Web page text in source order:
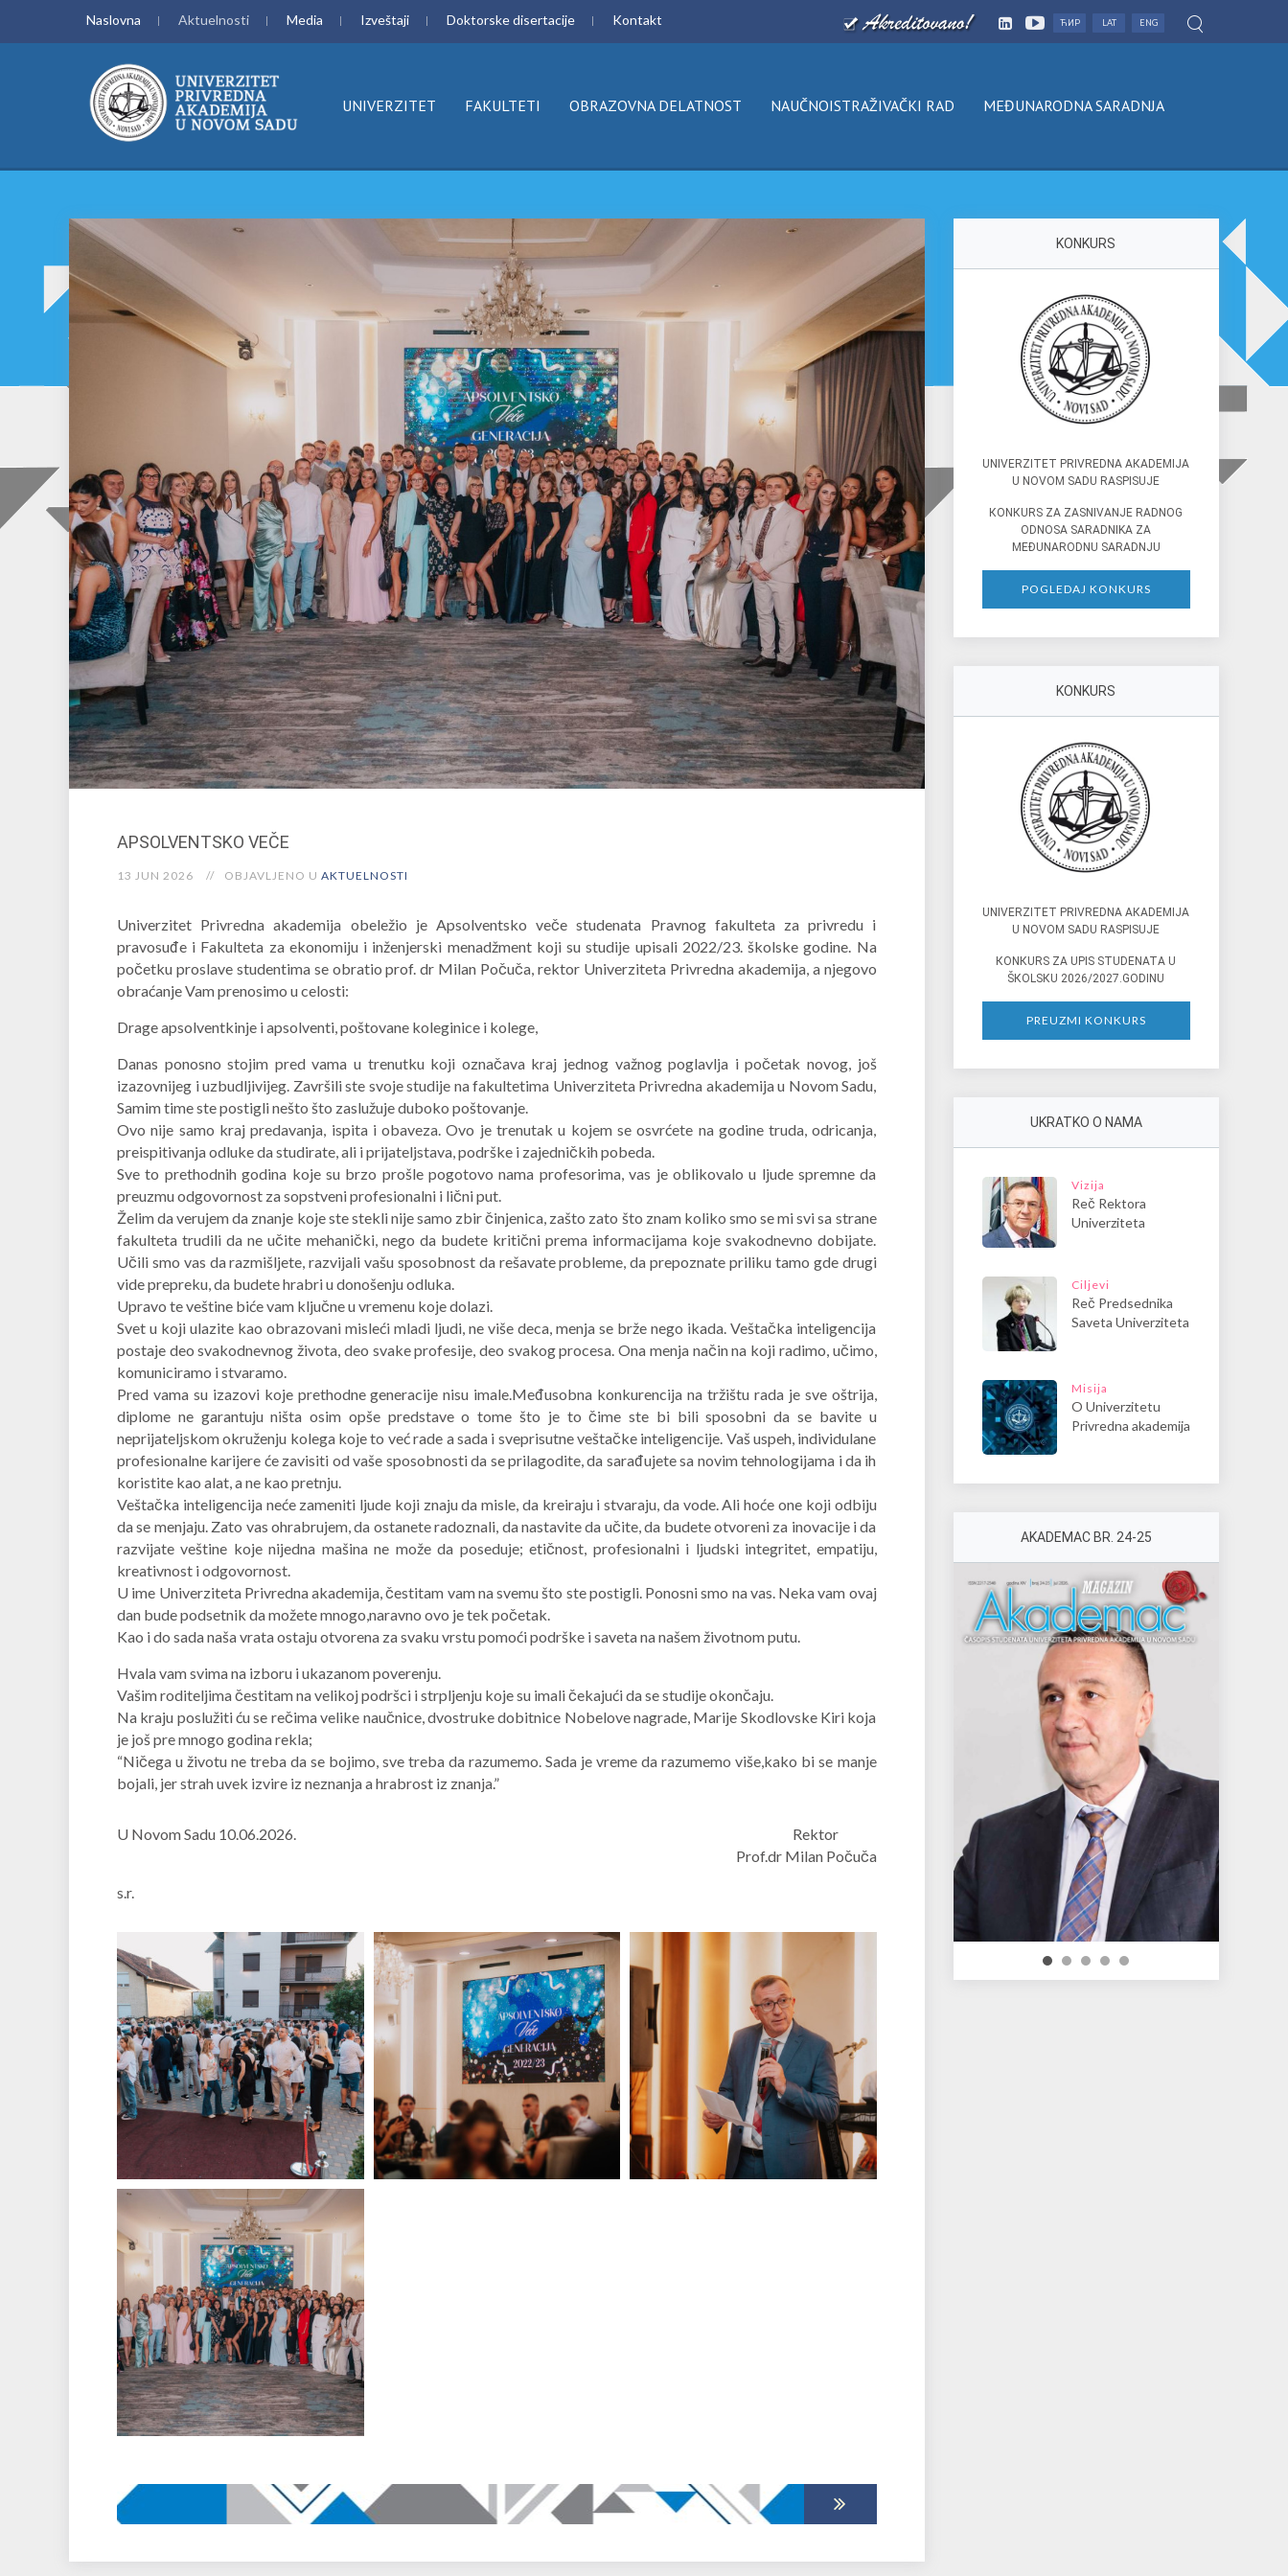
Naslovna Aktuelnosti Media Izveštaji Doktorske disertacije Kontakt ЋИР LAT ENG
UNIVERZITET FAKULTETI OBRAZOVNA DELATNOST NAUČNOISTRAŽIVAČKI RAD MEĐUNARODNA SARADNJA
APSOLVENTSKO VEČE
13 JUN 2026 OBJAVLJENO U AKTUELNOSTI
Univerzitet Privredna akademija obeležio je Apsolventsko veče studenata Pravnog fakulteta za privredu i
pravosuđe i Fakulteta za ekonomiju i inženjerski menadžment koji su studije upisali 2022/23. školske godine. Na
početku proslave studentima se obratio prof. dr Milan Počuča, rektor Univerziteta Privredna akademija, a njegovo
obraćanje Vam prenosimo u celosti:
Drage apsolventkinje i apsolventi, poštovane koleginice i kolege,
Danas ponosno stojim pred vama u trenutku koji označava kraj jednog važnog poglavlja i početak novog, još
izazovnijeg i uzbudljivijeg. Završili ste svoje studije na fakultetima Univerziteta Privredna akademija u Novom Sadu,
Samim time ste postigli nešto što zaslužuje duboko poštovanje.
Ovo nije samo kraj predavanja, ispita i obaveza. Ovo je trenutak u kojem se osvrćete na godine truda, odricanja,
preispitivanja odluke da studirate, ali i prijateljstava, podrške i zajedničkih pobeda.
Sve to prethodnih godina koje su brzo prošle pogotovo nama profesorima, vas je oblikovalo u ljude spremne da
preuzmu odgovornost za sopstveni profesionalni i lični put.
Želim da verujem da znanje koje ste stekli nije samo zbir činjenica, zašto zato što znam koliko smo se mi svi sa strane
fakulteta trudili da ne učite mehanički, nego da budete kritični prema informacijama koje svakodnevno dobijate.
Učili smo vas da razmišljete, razvijali vašu sposobnost da rešavate probleme, da prepoznate priliku tamo gde drugi
vide prepreku, da budete hrabri u donošenju odluka.
Upravo te veštine biće vam ključne u vremenu koje dolazi.
Svet u koji ulazite kao obrazovani misleći mladi ljudi, ne više deca, menja se brže nego ikada. Veštačka inteligencija
postaje deo svakodnevnog života, deo svake profesije, deo svakog procesa. Ona menja način na koji radimo, učimo,
komuniciramo i stvaramo.
Pred vama su izazovi koje prethodne generacije nisu imale.Međusobna konkurencija na tržištu rada je sve oštrija,
diplome ne garantuju ništa osim opše predstave o tome što je to čime ste bi bili sposobni da se bavite u
neprijateljskom okruženju kolega koje to već rade a sada i sveprisutne veštačke inteligencije. Vaš uspeh, individulane
profesionalne karijere će zavisiti od vaše sposobnosti da se prilagodite, da sarađujete sa novim tehnologijama i da ih
koristite kao alat, a ne kao pretnju.
Veštačka inteligencija neće zameniti ljude koji znaju da misle, da kreiraju i stvaraju, da vode. Ali hoće one koji odbiju
da se menjaju. Zato vas ohrabrujem, da ostanete radoznali, da nastavite da učite, da budete otvoreni za inovacije i da
razvijate veštine koje nijedna mašina ne može da poseduje; etičnost, profesionalni i ljudski integritet, empatiju,
kreativnost i odgovornost.
U ime Univerziteta Privredna akademija, čestitam vam na svemu što ste postigli. Ponosni smo na vas. Neka vam ovaj
dan bude podsetnik da možete mnogo,naravno ovo je tek početak.
Kao i do sada naša vrata ostaju otvorena za svaku vrstu pomoći podrške i saveta na našem životnom putu.
Hvala vam svima na izboru i ukazanom poverenju.
Vašim roditeljima čestitam na velikoj podršci i strpljenju koje su imali čekajući da se studije okončaju.
Na kraju poslužiti ću se rečima velike naučnice, dvostruke dobitnice Nobelove nagrade, Marije Skodlovske Kiri koja
je još pre mnogo godina rekla;
“Ničega u životu ne treba da se bojimo, sve treba da razumemo. Sada je vreme da razumemo više,kako bi se manje
bojali, jer strah uvek izvire iz neznanja a hrabrost iz znanja.”
U Novom Sadu 10.06.2026.
Rektor
Prof.dr Milan Počuča
s.r.
KONKURS
UNIVERZITET PRIVREDNA AКADEMIJA
U NOVOM SADU RASPISUJE
КONКURS ZA ZASNIVANJE RADNOG
ODNOSA SARADNIKA ZA
MEĐUNARODNU SARADNJU
POGLEDAJ KONKURS
KONKURS
UNIVERZITET PRIVREDNA AКADEMIJA
U NOVOM SADU RASPISUJE
КONКURS ZA UPIS STUDENATA U
ŠКOLSКU 2026/2027.GODINU
PREUZMI KONKURS
UKRATKO O NAMA
Vizija
Reč Rektora
Univerziteta
Ciljevi
Reč Predsednika
Saveta Univerziteta
Misija
O Univerzitetu
Privredna akademija
AKADEMAC BR. 24-25